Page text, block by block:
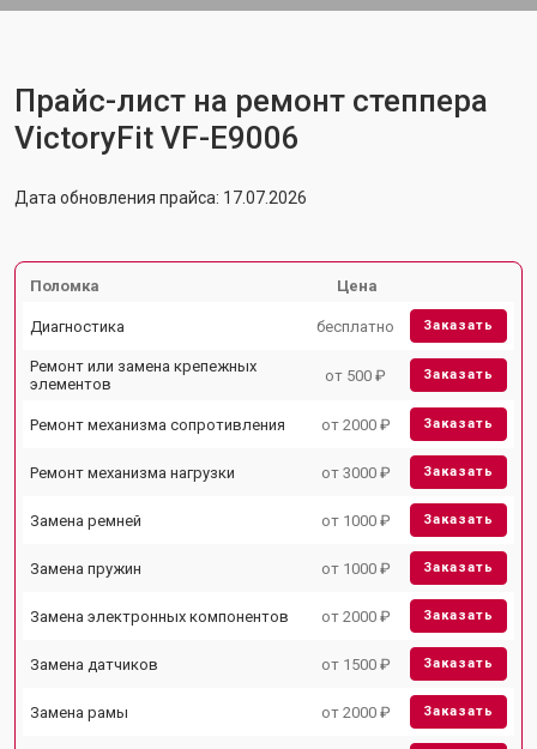
Прайс-лист на ремонт степпера
VictoryFit VF-E9006
Дата обновления прайса: 17.07.2026
Поломка Цена
Диагностика бесплатно Заказать
Ремонт или замена крепежных
элементов
от 500 ₽ Заказать
Ремонт механизма сопротивления от 2000 ₽ Заказать
Ремонт механизма нагрузки от 3000 ₽ Заказать
Замена ремней от 1000 ₽ Заказать
Замена пружин от 1000 ₽ Заказать
Замена электронных компонентов от 2000 ₽ Заказать
Замена датчиков от 1500 ₽ Заказать
Замена рамы от 2000 ₽ Заказать